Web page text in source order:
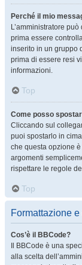
Perché il mio
L’amministratore
prima essere
inserito in un gruppo
prima di essere resi
informazioni.
Top
Come posso
Cliccando sul
puoi spostarlo in
che questa opzione
argomenti
rispettare le regole
Top
Formattazione
Cos’è il BBCode?
Il BBCode è una
alla scelta